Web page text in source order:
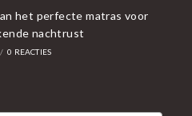
het perfecte matras voor
nachtrust
/ 0 REACTIES